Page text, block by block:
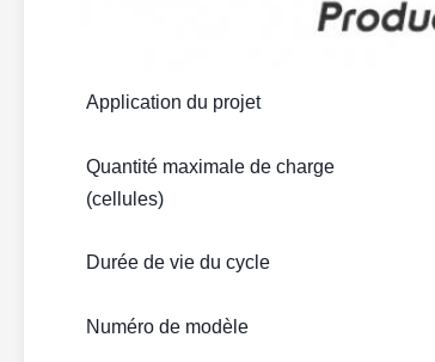
Application du projet
Quantité maximale de charge
(cellules)
Durée de vie du cycle
Numéro de modèle